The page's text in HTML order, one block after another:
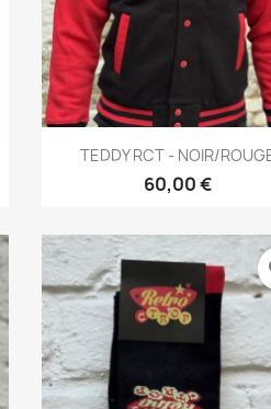
Aperçu rapide
TEDDY RCT - NOIR/
60,00 €